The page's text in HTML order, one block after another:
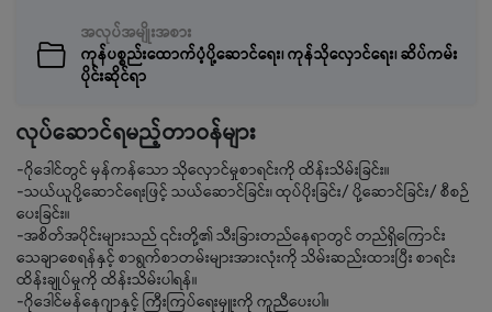
အလုပ်အမျိုးအစား
ကုန်ပစ္စည်းထောက်ပံ့ပို့ဆောင်ရေး၊ ကုန်သိုလှောင်ရေး၊ ဆိပ်ကမ်း
ပိုင်းဆိုင်ရာ
လုပ်ဆောင်ရမည့်တာဝန်များ
-ဂိုဒေါင်တွင် မှန်ကန်သော သိုလှောင်မှုစာရင်းကို ထိန်းသိမ်းခြင်း။
-သယ်ယူပို့ဆောင်ရေးဖြင့် သယ်ဆောင်ခြင်း၊ ထုပ်ပိုးခြင်း/ ပို့ဆောင်ခြင်း/ စီစဉ်
ပေးခြင်း။
-အစိတ်အပိုင်းများသည် ၎င်းတို့၏ သီးခြားတည်နေရာတွင် တည်ရှိကြောင်း
သေချာစေရန်နှင့် စာရွက်စာတမ်းများအားလုံးကို သိမ်းဆည်းထားပြီး စာရင်း
ထိန်းချုပ်မှုကို ထိန်းသိမ်းပါရန်။
-ဂိုဒေါင်မန်နေဂျာနှင့် ကြီးကြပ်ရေးမှူးကို ကူညီပေးပါ။